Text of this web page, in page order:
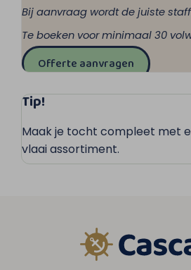
Bij aanvraag wordt de juiste
Te boeken voor minimaal 30
Offerte aanvragen
Tip!
Maak je tocht compleet met
vlaai assortiment.